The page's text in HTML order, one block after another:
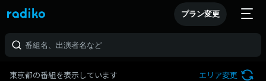
プラン変更
東京都の番組を表示しています エリア変更